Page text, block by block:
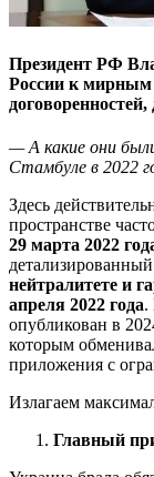
Президент РФ
России к мирным
— А какие они
Стамбуле в 2022
Здесь
пространстве
29 марта 2022
детализированный
нейтралитете и
апреля 2022 года.
опубликован в
которым
приложения с
Излагаем
Главный